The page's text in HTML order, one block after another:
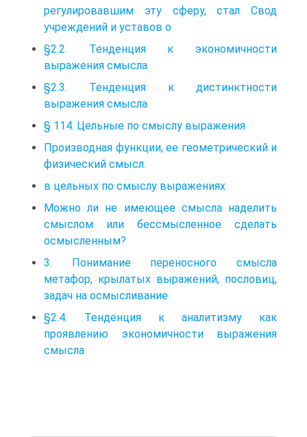
регулировавшим эту сферу, стал Свод
учреждений и уставов о
§2.2. Тенденция к экономичности
выражения смысла
§2.3. Тенденция к дистинктности
выражения смысла
§ 114. Цельные по смыслу выражения
Производная функции, ее геометрический и
физический смысл.
в цельных по смыслу выражениях
Можно ли не имеющее смысла наделить
смыслом или бессмысленное сделать
осмысленным?
3. Понимание переносного смысла
метафор, крылатых выражений, пословиц,
задач на осмысливание
§2.4. Тенденция к аналитизму как
проявлению экономичности выражения
смысла